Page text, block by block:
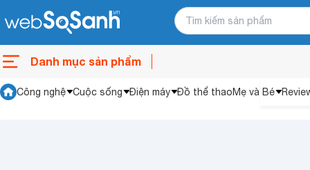
Danh mục sản phẩm
Công nghệ Cuộc sống Điện máy Đồ thể thaoMẹ và Bé